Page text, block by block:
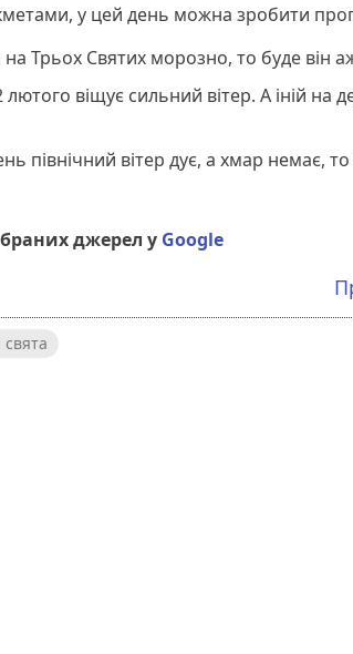
у цей день можна зробити
Трьох Святих морозно, то буде він
віщує сильний вітер. А іній на
північний вітер дує, а хмар немає,
джерел у Google
свята